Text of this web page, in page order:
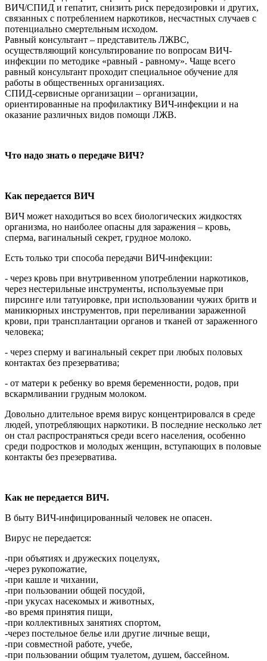
ВИЧ/СПИД и гепатит, снизить риск передозировки и других,
связанных с потреблением наркотиков, несчастных случаев с
потенциально смертельным исходом.
Равный консультант – представитель ЛЖВС,
осуществляющий консультирование по вопросам ВИЧ-
инфекции по методике «равный - равному». Чаще всего
равный консультант проходит специальное обучение для
работы в общественных организациях.
СПИД-сервисные организации – организации,
ориентированные на профилактику ВИЧ-инфекции и на
оказание различных видов помощи ЛЖВ.
Что надо знать о передаче ВИЧ?
Как передается ВИЧ
ВИЧ может находиться во всех биологических жидкостях
организма, но наиболее опасны для заражения – кровь,
сперма, вагинальный секрет, грудное молоко.
Есть только три способа передачи ВИЧ-инфекции:
- через кровь при внутривенном употреблении наркотиков,
через нестерильные инструменты, используемые при
пирсинге или татуировке, при использовании чужих бритв и
маникюрных инструментов, при переливании зараженной
крови, при трансплантации органов и тканей от зараженного
человека;
- через сперму и вагинальный секрет при любых половых
контактах без презерватива;
- от матери к ребенку во время беременности, родов, при
вскармливании грудным молоком.
Довольно длительное время вирус концентрировался в среде
людей, употребляющих наркотики. В последние несколько лет
он стал распространяться среди всего населения, особенно
среди подростков и молодых женщин, вступающих в половые
контакты без презерватива.
Как не передается ВИЧ.
В быту ВИЧ-инфицированный человек не опасен.
Вирус не передается:
-при объятиях и дружеских поцелуях,
-через рукопожатие,
-при кашле и чихании,
-при пользовании общей посудой,
-при укусах насекомых и животных,
-во время принятия пищи,
-при коллективных занятиях спортом,
-через постельное белье или другие личные вещи,
-при совместной работе, учебе,
-при пользовании общим туалетом, душем, бассейном.